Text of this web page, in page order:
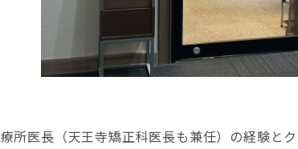
所医長（天王寺矯正科医長も兼任）の経験と